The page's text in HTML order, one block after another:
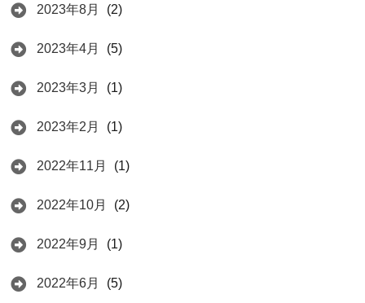
2023年8月 (2)
2023年4月 (5)
2023年3月 (1)
2023年2月 (1)
2022年11月 (1)
2022年10月 (2)
2022年9月 (1)
2022年6月 (5)